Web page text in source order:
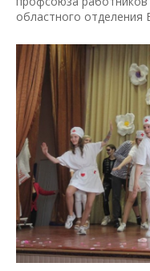
областного отделения